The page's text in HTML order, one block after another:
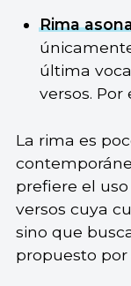
Rima
última
versos. Por
La rima es
prefiere el
versos cuya
sino que
propuesto por